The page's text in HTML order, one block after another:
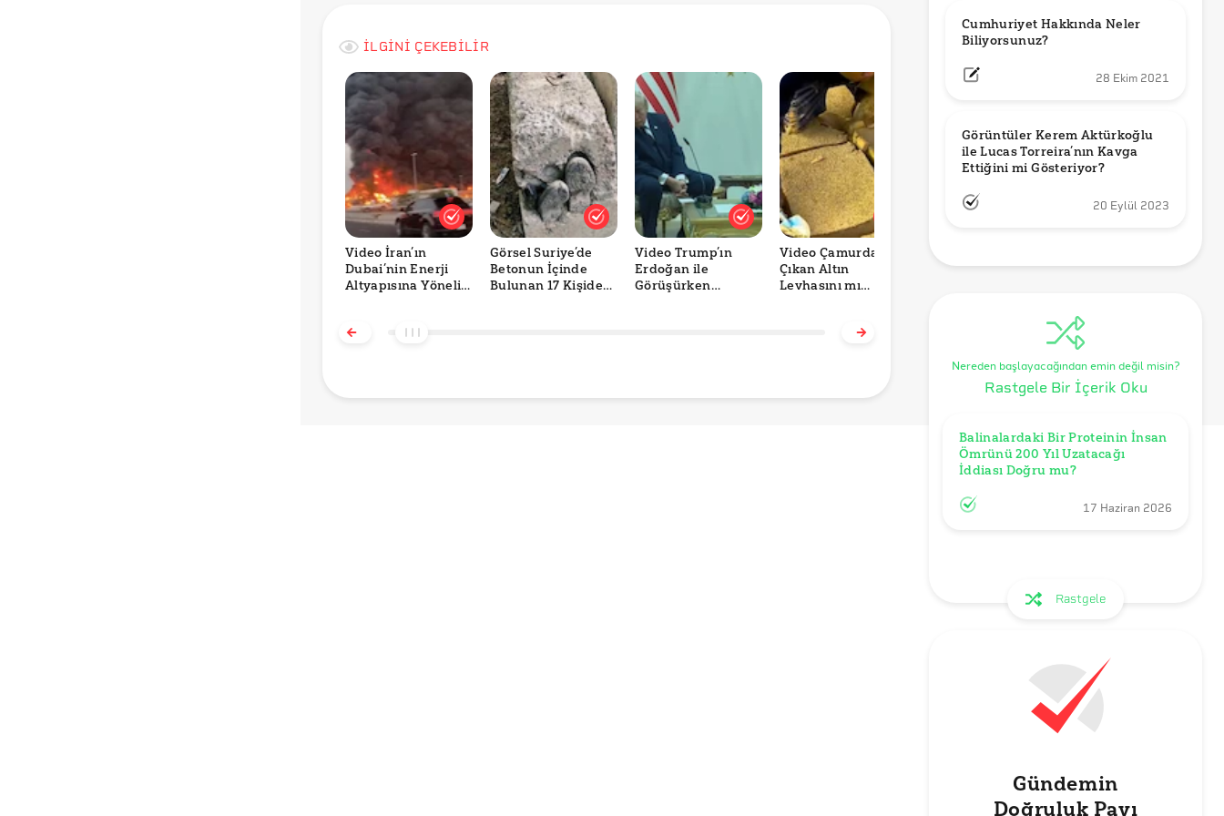
İLGİNİ ÇEKEBİLİR
Video İran’ın
Dubai’nin Enerji
Altyapısına Yönelik
Görsel Suriye’de
Betonun İçinde
Bulunan 17 Kişiden
Video Trump’ın
Erdoğan ile
Görüşürken
Video Çamurdan
Çıkan Altın
Levhasını mı
Kökenli’nin Eşine
X Kullanıcılarına
Doğru mu?
Cumhuriyet Hakkında Neler
Biliyorsunuz?
28 Ekim 2021
Görüntüler Kerem Aktürkoğlu
ile Lucas Torreira’nın Kavga
Ettiğini mi Gösteriyor?
20 Eylül 2023
Nereden başlayacağından emin değil misin?
Rastgele Bir İçerik Oku
Balinalardaki Bir Proteinin İnsan
Ömrünü 200 Yıl Uzatacağı
İddiası Doğru mu?
17 Haziran 2026
Rastgele
Gündemin
Doğruluk Payı